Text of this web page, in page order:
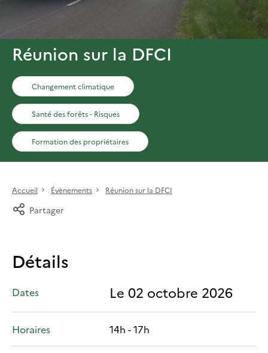
Réunion sur la DFCI
Changement climatique
Santé des forêts - Risques
Formation des propriétaires
Accueil Évènements Réunion sur la DFCI
Partager
Détails
Dates Le 02 octobre 2026
Horaires 14h - 17h